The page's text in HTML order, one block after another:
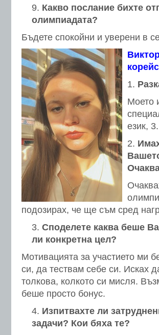
Какво послание бихте
олимпиадата?
Бъдете спокойни и уверени в
Моето
език,
подозирах, че ще съм сред
Споделете каква беше
ли конкретна цел?
Мотивацията за участието ми
си, да тествам себе си. Исках
толкова, колкото си мисля.
беше просто бонус.
Изпитвахте ли
задачи? Кои бяха те?